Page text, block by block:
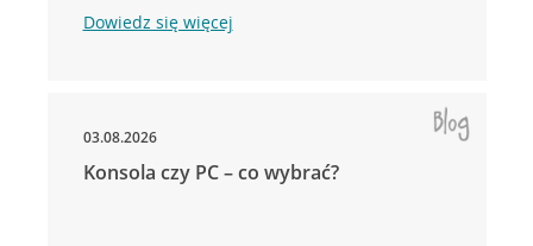
Dowiedz się więcej
03.08.2026
Konsola czy PC – co wybrać?